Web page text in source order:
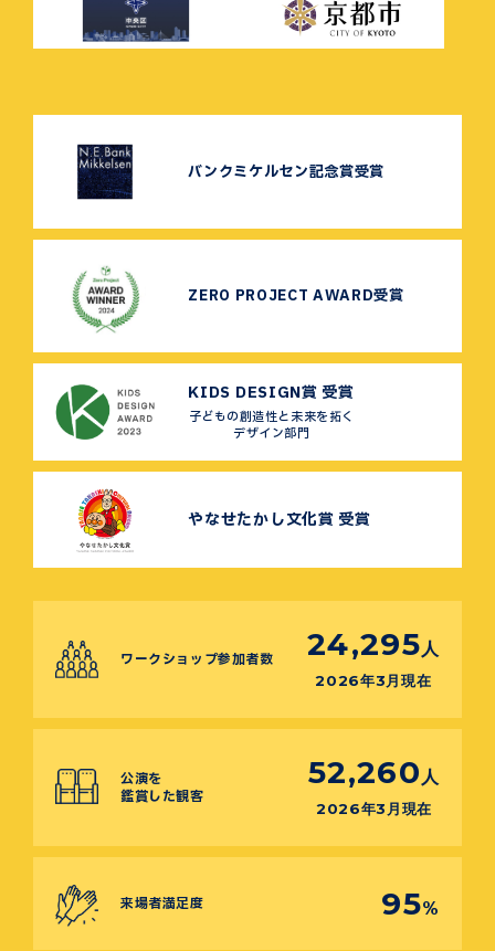
バンクミケルセン記念賞受賞
ZERO PROJECT AWARD受賞
KIDS DESIGN賞 受賞
子どもの創造性と未来を拓く
デザイン部門
やなせたかし文化賞 受賞
ワークショップ参加者数 24,295 人
2026年3月現在
公演を
鑑賞した観客
52,260 人
2026年3月現在
来場者満足度 95%